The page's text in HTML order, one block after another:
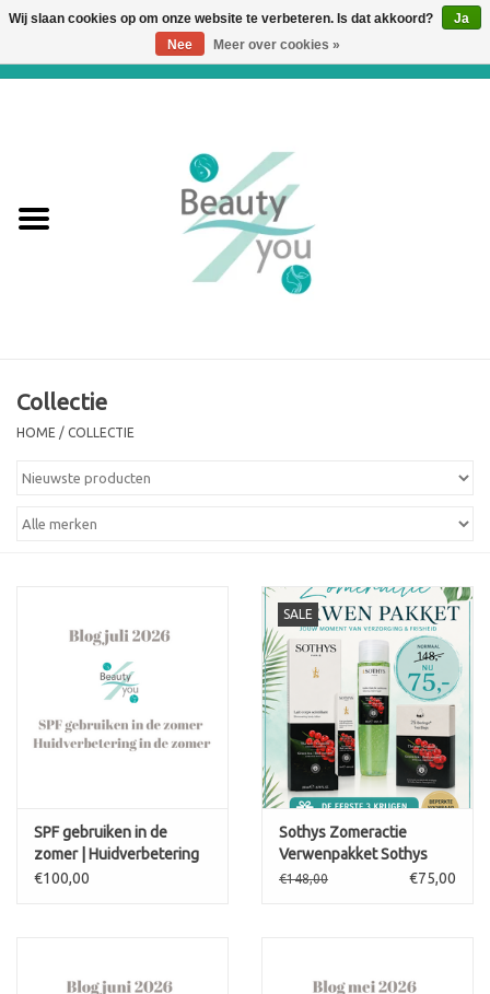
Merken
Collectie
HOME / COLLECTIE
SPF gebruiken in de
zomer | Huidverbetering
in de zomer | Beauty4You
€100,00
SALE
Sothys Zomeractie
Verwenpakket Sothys
€148,00 €75,00
Wij slaan cookies op om onze website te verbeteren. Is dat akkoord?
Ja
Nee
Meer over cookies »